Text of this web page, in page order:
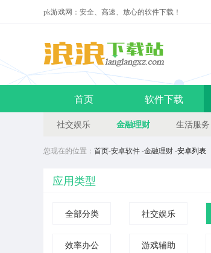
pk游戏网：安全、高速、放心的软件下载！
首页 软件下载
社交娱乐 金融理财 生活服务
您现在的位置： 首页-安卓软件-金融理财-安卓列表
应用类型
全部分类 社交娱乐
效率办公 游戏辅助